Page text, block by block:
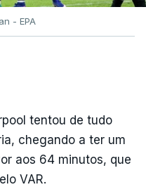
- EPA
tentou de tudo
chegando a ter um
aos 64 minutos, que
VAR.